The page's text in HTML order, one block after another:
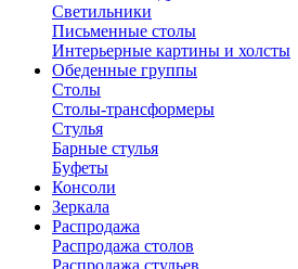
Светильники
Письменные столы
Интерьерные картины и холсты
Обеденные группы
Столы
Столы-трансформеры
Стулья
Барные стулья
Буфеты
Консоли
Зеркала
Распродажа
Распродажа столов
Распродажа стульев